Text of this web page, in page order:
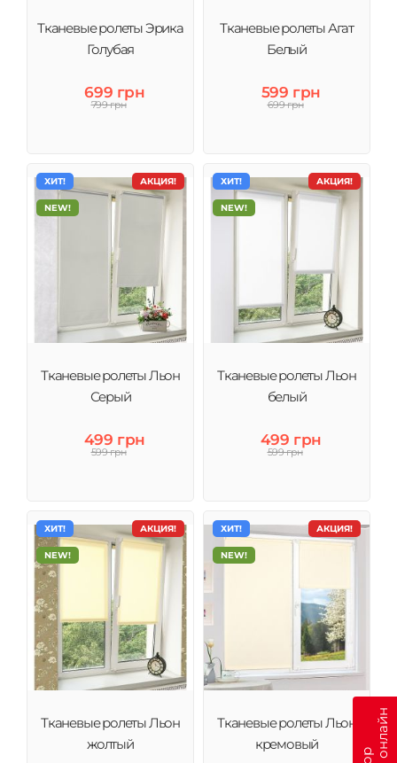
Тканевые ролеты Эрика
Голубая
699 грн
799 грн
Тканевые ролеты Агат
Белый
599 грн
699 грн
АКЦИЯ!
ХИТ!
NEW!
Тканевые ролеты Льон
Серый
499 грн
599 грн
АКЦИЯ!
ХИТ!
NEW!
Тканевые ролеты Льон
белый
499 грн
599 грн
АКЦИЯ!
ХИТ!
NEW!
Тканевые ролеты Льон
жолтый
АКЦИЯ!
ХИТ!
NEW!
Тканевые ролеты Льон
кремовый